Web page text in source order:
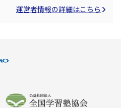
運営者情報の詳細はこちら